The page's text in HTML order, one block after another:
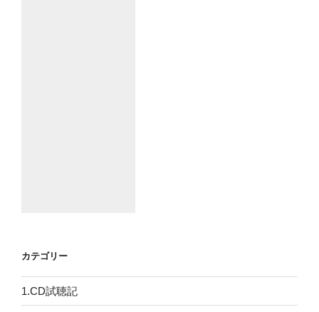
カテゴリー
1.CD試聴記